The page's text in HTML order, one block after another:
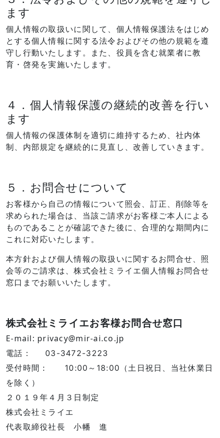
ます
個人情報の取扱いに関して、個人情報保護法をはじめ
とする個人情報に関する法令およびその他の規範を遵
守し行動いたします。また、役員を含む就業者に教
育・啓発を実施いたします。
４．個人情報保護の継続的改善を行い
ます
個人情報の保護体制を適切に維持するため、社内体
制、内部規定を継続的に見直し、改善していきます。
５．お問合せについて
お客様から自己の情報について照会、訂正、削除等を
求められた場合は、当該ご請求がお客様ご本人による
ものであることが確認できた後に、合理的な期間内に
これに対応いたします。
本方針および個人情報の取扱いに関するお問合せ、照
会等のご請求は、株式会社ミライエ個人情報お問合せ
窓口までお願いいたします。
株式会社ミライエお客様お問合せ窓口
E-mail: privacy@mir-ai.co.jp
電話：
03-3472-3223
受付時間：
10:00～18:00（土日祝日、当社休業日
を除く）
２０１９年４月３日制定
株式会社ミライエ
代表取締役社長 小幡 進